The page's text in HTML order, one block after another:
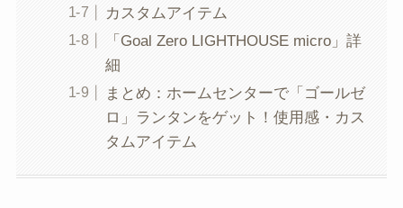
カスタムアイテム
「Goal Zero LIGHTHOUSE micro」詳
細
まとめ：ホームセンターで「ゴールゼ
ロ」ランタンをゲット！使用感・カス
タムアイテム